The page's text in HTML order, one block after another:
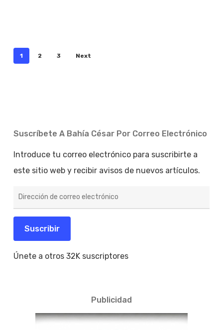
1 2 3 Next
Suscríbete A Bahía César Por Correo Electrónico
Introduce tu correo electrónico para suscribirte a
este sitio web y recibir avisos de nuevos artículos.
de
electrónico
Suscribir
Únete a otros 32K suscriptores
Publicidad